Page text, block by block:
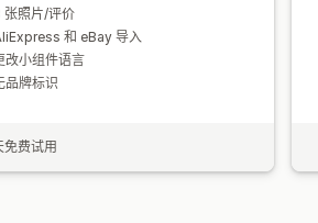
张照片/评价
和 eBay 导入
改小组件语言
品牌标识
免费试用